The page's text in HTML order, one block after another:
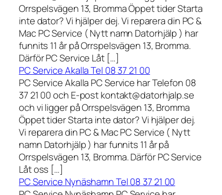
Orrspelsvägen 13, Bromma Öppet tider Starta
inte dator? Vi hjälper dej. Vi reparera din PC &
Mac PC Service ( Nytt namn Datorhjälp ) har
funnits 11 år på Orrspelsvägen 13, Bromma.
Därför PC Service Låt […]
PC Service Akalla Tel 08 37 21 00
PC Service Akalla PC Service har Telefon 08
37 21 00 och E-post kontakt@datorhjalp.se
och vi ligger på Orrspelsvägen 13, Bromma
Öppet tider Starta inte dator? Vi hjälper dej.
Vi reparera din PC & Mac PC Service ( Nytt
namn Datorhjälp ) har funnits 11 år på
Orrspelsvägen 13, Bromma. Därför PC Service
Låt oss […]
PC Service Nynäshamn Tel 08 37 21 00